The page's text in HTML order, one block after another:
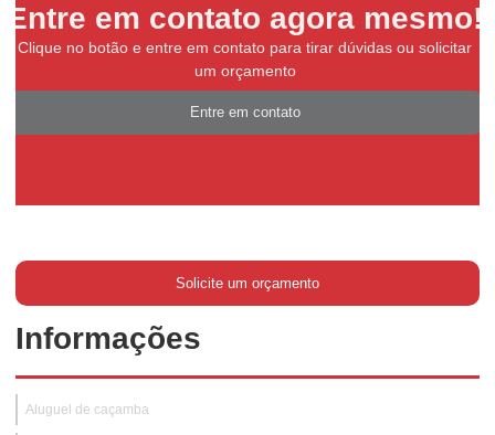
Entre em contato agora mesmo!
Clique no botão e entre em contato para tirar dúvidas ou solicitar
um orçamento
Entre em contato
Solicite um orçamento
Informações
Aluguel de caçamba